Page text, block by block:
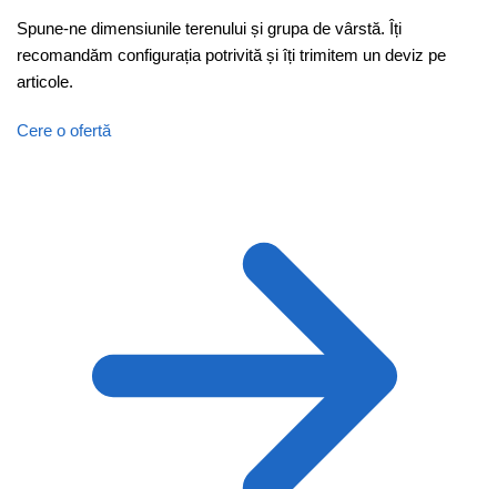
Spune-ne dimensiunile terenului și grupa de vârstă. Îți
recomandăm configurația potrivită și îți trimitem un deviz pe
articole.
Cere o ofertă